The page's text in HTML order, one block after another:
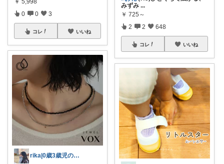
￥ 5,998
0 0 3
コレ いいね
rika|0歳3歳児のママ
みずみ ...
￥ 725～
2 2 648
コレ いいね